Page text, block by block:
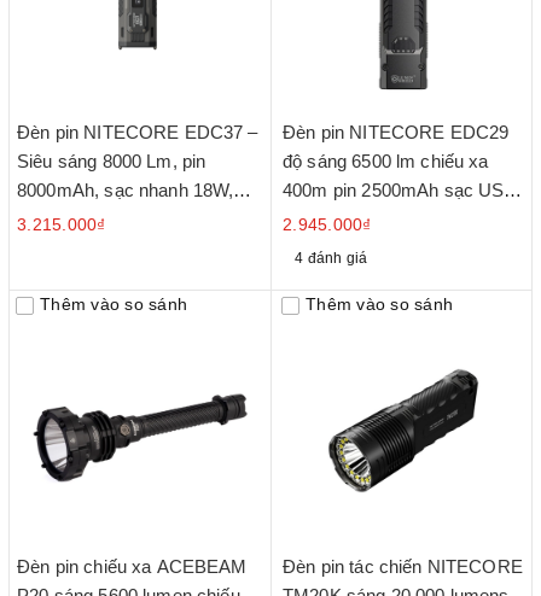
Đèn pin NITECORE EDC37 –
Siêu sáng 8000 Lm, pin
8000mAh, sạc nhanh 18W,
màn hình OLED
3.215.000₫
Đèn pin NITECORE EDC29
độ sáng 6500 lm chiếu xa
400m pin 2500mAh sạc USB-
C màn hình OLED
2.945.000₫
4 đánh giá
Thêm vào so sánh
Đèn pin chiếu xa ACEBEAM
Thêm vào so sánh
Đèn pin tác chiến NITECORE